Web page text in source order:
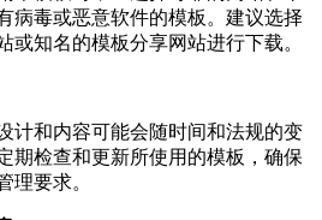
病毒或恶意软件的模板。建议选择
或知名的模板分享网站进行下载。
计和内容可能会随时间和法规的变
期检查和更新所使用的模板，确保
理要求。